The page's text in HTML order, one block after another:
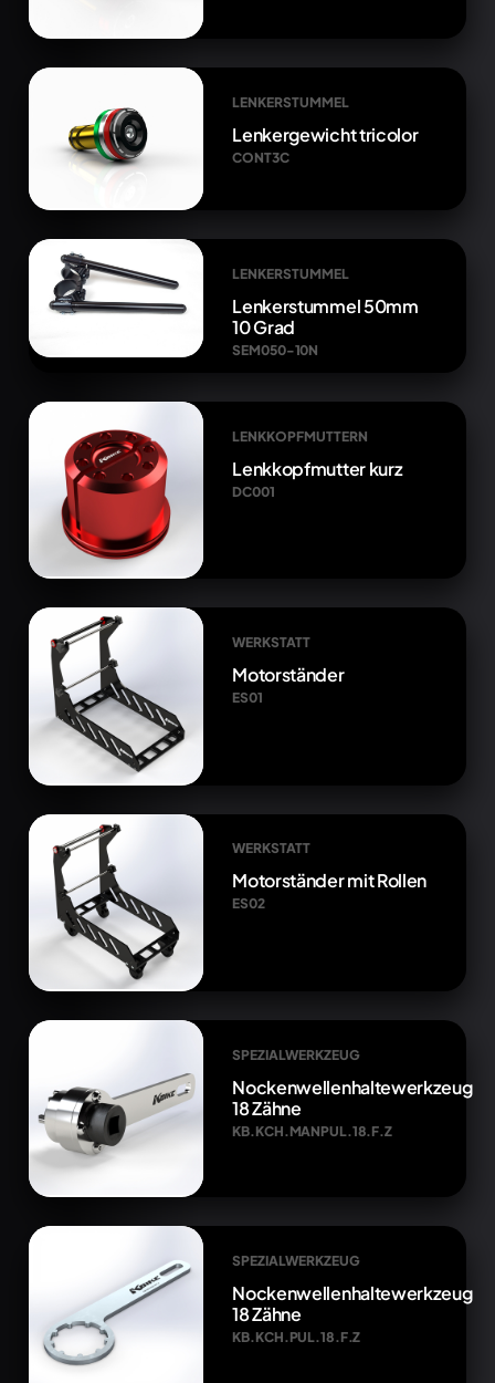
LENKERSTUMMEL
Lenkergewicht tricolor
CONT3C
LENKERSTUMMEL
Lenkerstummel 50mm
10 Grad
SEM050-10N
LENKKOPFMUTTERN
Lenkkopfmutter kurz
DC001
WERKSTATT
Motorständer
ES01
WERKSTATT
Motorständer mit Rollen
ES02
SPEZIALWERKZEUG
Nockenwellenhaltewerkzeug
18 Zähne
KB.KCH.MANPUL.18.F.Z
SPEZIALWERKZEUG
Nockenwellenhaltewerkzeug
18 Zähne
KB.KCH.PUL.18.F.Z